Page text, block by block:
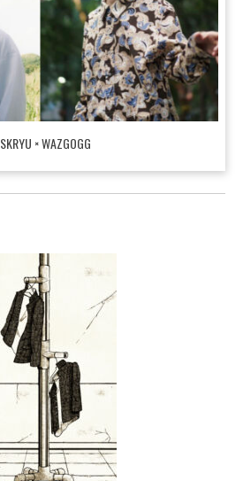
SKRYU × WAZGOGG